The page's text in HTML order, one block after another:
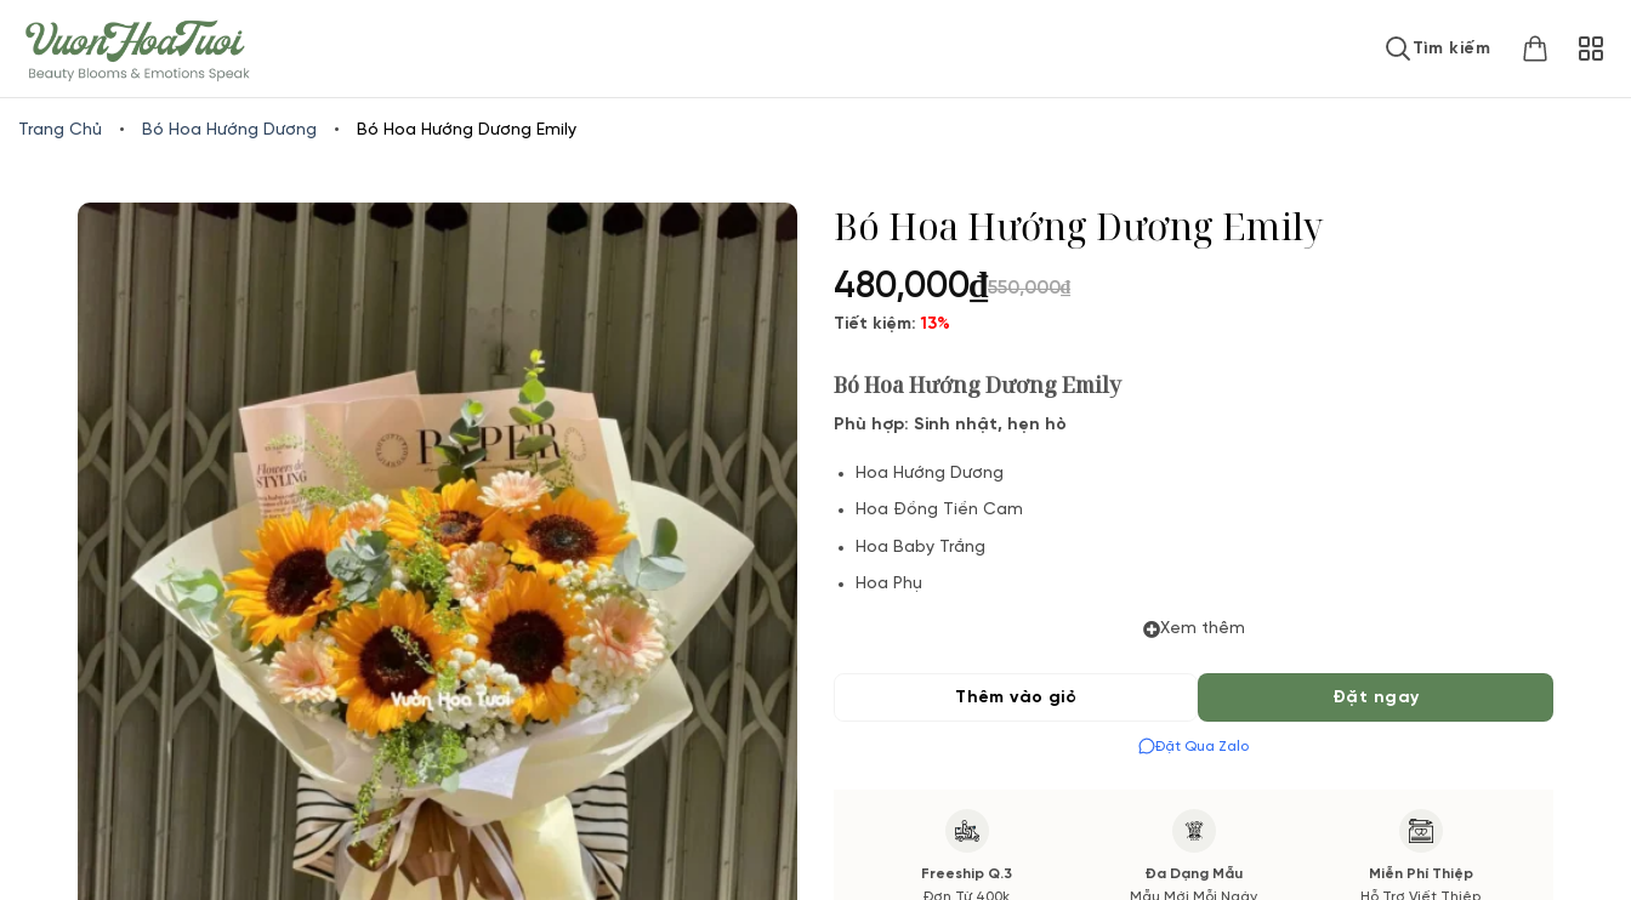
to
content
Tìm kiếm
Trang Chủ • Bó Hoa Hướng Dương • Bó Hoa Hướng Dương Emily
Bó Hoa Hướng Dương Emily
480,000₫550,000₫
Tiết kiệm:13%
Bó Hoa Hướng Dương Emily
Phù hợp: Sinh nhật, hẹn hò
Hoa Hướng Dương
Hoa Đồng Tiền Cam
Hoa Baby Trắng
Hoa Phụ
(*) Shop hoa tươi với dịch vụ đặt hoa online Vườn Hoa Tươi đảm bảo phong cách
cắm, tone màu sắc.
Nếu có thay đổi về Hoa phụ và thời gian giao sẽ được thông báo đến Quý khách
Xem thêm
Thêm vào giỏ Đặt ngay
Đặt Qua Zalo
Freeship Q.3
Đa Dạng Mẫu
Miễn Phí Thiệp